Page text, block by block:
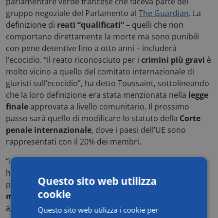
gruppo negoziale del Parlamento al The Guardian. La
definizione di reati “qualificati”– quelli che non
comportano direttamente la morte ma sono punibili
con pene detentive fino a otto anni – includerà
l’ecocidio. “Il reato riconosciuto per i crimini più gravi è
molto vicino a quello del comitato internazionale di
giuristi sull’ecocidio”, ha detto Toussaint, sottolineando
che la loro definizione era stata menzionata nella legge
finaleapprovata a livello comunitario. Il prossimo
passo sarà quello di modificare lo statuto della Corte
penale internazionale, dove i paesi dell’UE sono
rappresentati con il 20% dei membri.
“I crimini ambientali sono gravi, lucrosi e in aumento”,
ha detto
per l’ambiente, gli oceani e la pesca. “I ricavi annuali del
mercato illegaledei rifiuti nell’UE, ad esempio, si
aggirano tra i 4 e i 15 miliardi di euro” ha aggiunto. Al
Questo sito web utilizza
cookie
Questo sito web utilizza i cookie per